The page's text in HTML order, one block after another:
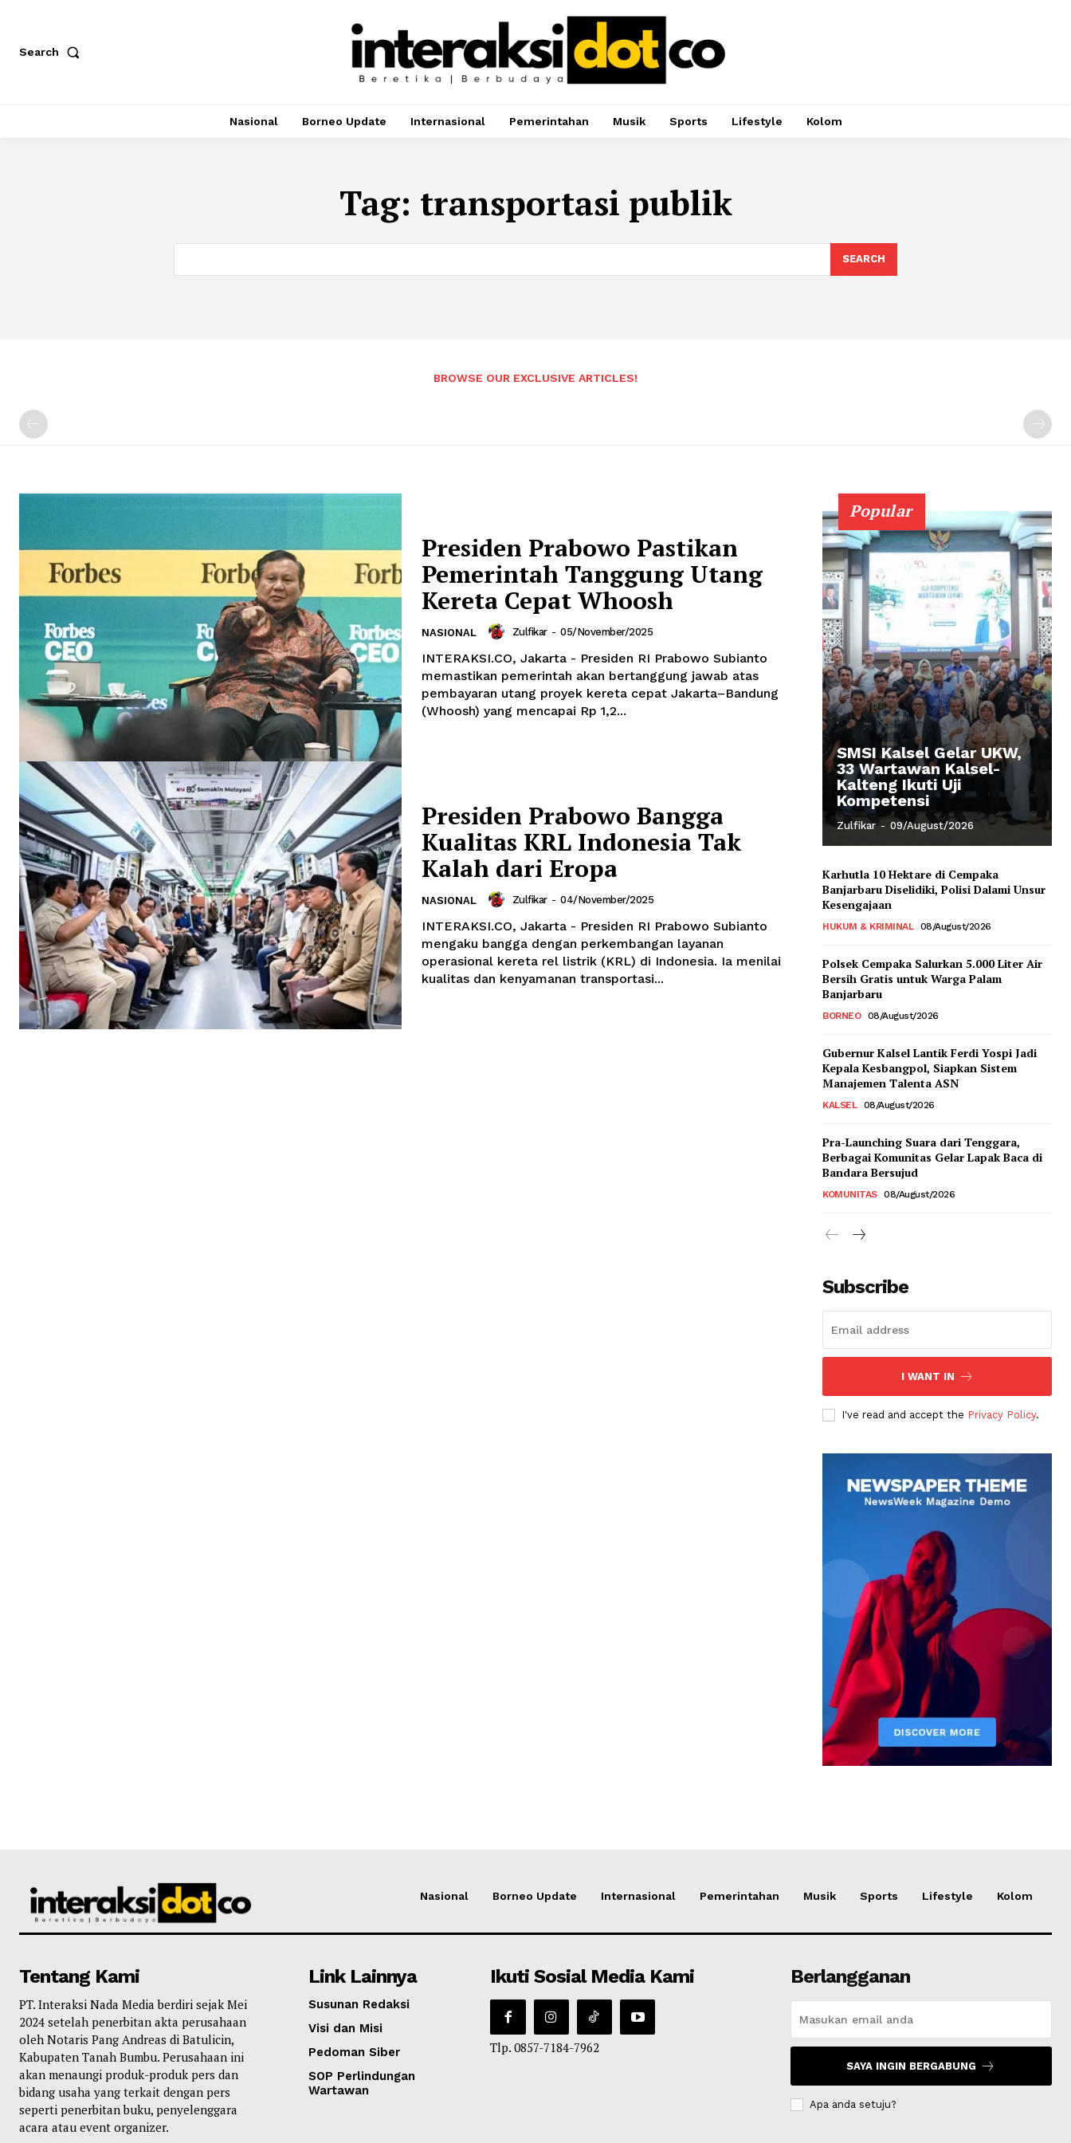
Search
Nasional Borneo Update Internasional Pemerintahan Musik Sports Lifestyle Kolom
Tag: transportasi publik
SEARCH
BROWSE OUR EXCLUSIVE ARTICLES!
Presiden Prabowo Pastikan
Pemerintah Tanggung Utang
Kereta Cepat Whoosh
NASIONAL Zulfikar - 05/November/2025
INTERAKSI.CO, Jakarta - Presiden RI Prabowo Subianto
memastikan pemerintah akan bertanggung jawab atas
pembayaran utang proyek kereta cepat Jakarta–Bandung
(Whoosh) yang mencapai Rp 1,2...
Presiden Prabowo Bangga
Kualitas KRL Indonesia Tak
Kalah dari Eropa
NASIONAL Zulfikar - 04/November/2025
INTERAKSI.CO, Jakarta - Presiden RI Prabowo Subianto
mengaku bangga dengan perkembangan layanan
operasional kereta rel listrik (KRL) di Indonesia. Ia menilai
kualitas dan kenyamanan transportasi...
Popular
SMSI Kalsel Gelar UKW,
33 Wartawan Kalsel-
Kalteng Ikuti Uji
Kompetensi
Zulfikar - 09/August/2026
Karhutla 10 Hektare di Cempaka
Banjarbaru Diselidiki, Polisi Dalami Unsur
Kesengajaan
HUKUM & KRIMINAL 08/August/2026
Polsek Cempaka Salurkan 5.000 Liter Air
Bersih Gratis untuk Warga Palam
Banjarbaru
BORNEO 08/August/2026
Gubernur Kalsel Lantik Ferdi Yospi Jadi
Kepala Kesbangpol, Siapkan Sistem
Manajemen Talenta ASN
KALSEL 08/August/2026
Pra-Launching Suara dari Tenggara,
Berbagai Komunitas Gelar Lapak Baca di
Bandara Bersujud
KOMUNITAS 08/August/2026
Subscribe
I WANT IN
I've read and accept the Privacy Policy.
Nasional Borneo Update Internasional Pemerintahan Musik Sports Lifestyle Kolom
Tentang Kami
PT. Interaksi Nada Media berdiri sejak Mei
2024 setelah penerbitan akta perusahaan
oleh Notaris Pang Andreas di Batulicin,
Kabupaten Tanah Bumbu. Perusahaan ini
akan menaungi produk-produk pers dan
bidang usaha yang terkait dengan pers
seperti penerbitan buku, penyelenggara
acara atau event organizer.
Link Lainnya
Susunan Redaksi
Visi dan Misi
Pedoman Siber
SOP Perlindungan
Wartawan
Ikuti Sosial Media Kami
Tlp. 0857-7184-7962
Berlangganan
SAYA INGIN BERGABUNG
Apa anda setuju?